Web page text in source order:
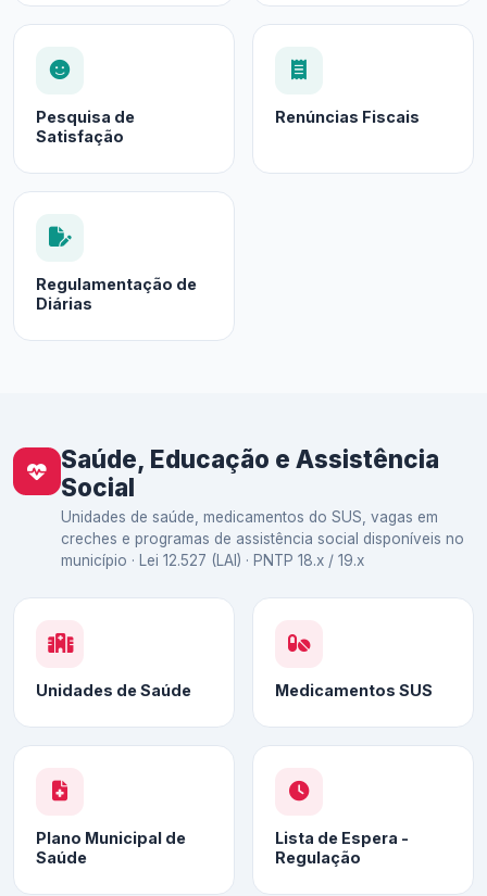
Pesquisa de
Satisfação
Renúncias Fiscais
Regulamentação de
Diárias
Saúde, Educação e Assistência
Social
Unidades de saúde, medicamentos do SUS, vagas em
creches e programas de assistência social disponíveis no
município · Lei 12.527 (LAI) · PNTP 18.x / 19.x
Unidades de Saúde Medicamentos SUS
Plano Municipal de
Saúde
Lista de Espera -
Regulação